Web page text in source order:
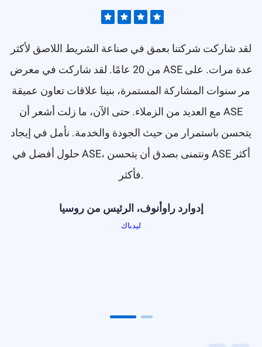
لقد شاركت شركتنا بعمق في صناعة الشريط اللاصق لأكثر
من 20 عامًا. لقد شاركت في معرض ASE عدة مرات. على
مر سنوات المشاركة المستمرة، بنينا علاقات تعاون عميقة
مع العديد من الزملاء. حتى الآن، ما زلت أشعر أن ASE
يتحسن باستمرار من حيث الجودة والخدمة. نأمل في إيجاد
حلول أفضل في ASE، ونتمنى بصدق أن يتحسن ASE أكثر
فأكثر.
إدوارد راوأنوف، الرئيس من روسيا
ليدباك